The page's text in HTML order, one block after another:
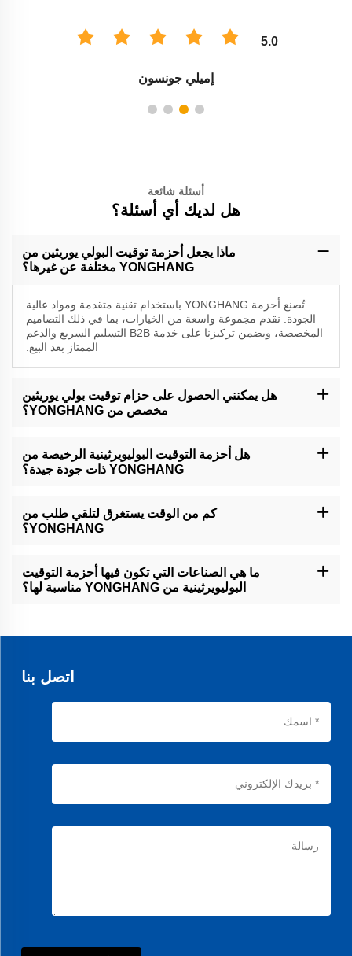
5.0
إميلي جونسون
أسئلة شائعة
هل لديك أي أسئلة؟
ماذا يجعل أحزمة توقيت البولي يوريثين من
YONGHANG مختلفة عن غيرها؟
تُصنع أحزمة YONGHANG باستخدام تقنية متقدمة ومواد عالية
الجودة. نقدم مجموعة واسعة من الخيارات، بما في ذلك التصاميم
المخصصة، ويضمن تركيزنا على خدمة B2B التسليم السريع والدعم
الممتاز بعد البيع.
هل يمكنني الحصول على حزام توقيت بولي يوريثين
مخصص من YONGHANG؟
الخاصة، وسنقوم بإنشاء حزام يلبي احتياجاتك.
هل أحزمة التوقيت البوليويرثينية الرخيصة من
YONGHANG ذات جودة جيدة؟
الأحزمة الزمنية البوليويرثانية لتلبية متطلبات نقل الطاقة وتحديد المواقع
ذات الأداء العالي.
كم من الوقت يستغرق لتلقي طلب من
YONGHANG؟
لضمان التسليم في الوقت المحدد لجميع عملائنا من الشركات.
ما هي الصناعات التي تكون فيها أحزمة التوقيت
البوليويرثينية من YONGHANG مناسبة لها؟
اتصل بنا